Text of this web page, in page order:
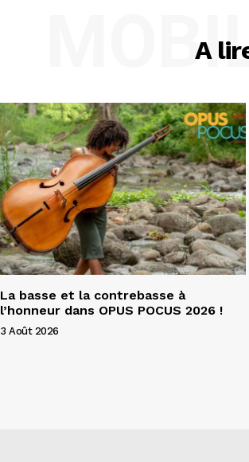
A
La basse et la contrebasse à
l’honneur dans OPUS POCUS 2026 !
3 Août 2026